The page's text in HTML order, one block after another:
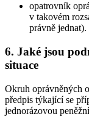
opatrovník
v takovém
právně jednat).
6. Jaké jsou
situace
Okruh oprávněných
předpis týkající se
jednorázovou